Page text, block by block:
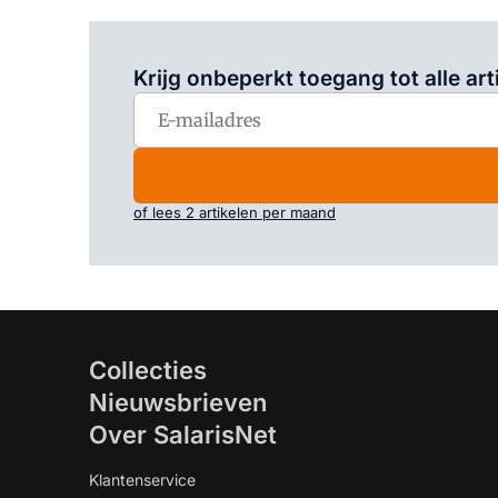
Krijg onbeperkt toegang tot alle
of lees 2 artikelen per maand
Collecties
Nieuwsbrieven
Over SalarisNet
Klantenservice